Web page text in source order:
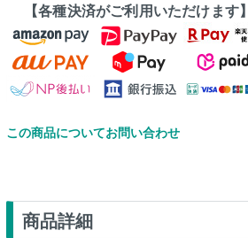
【各種決済がご利用いただけます】
この商品についてお問い合わせ
商品詳細